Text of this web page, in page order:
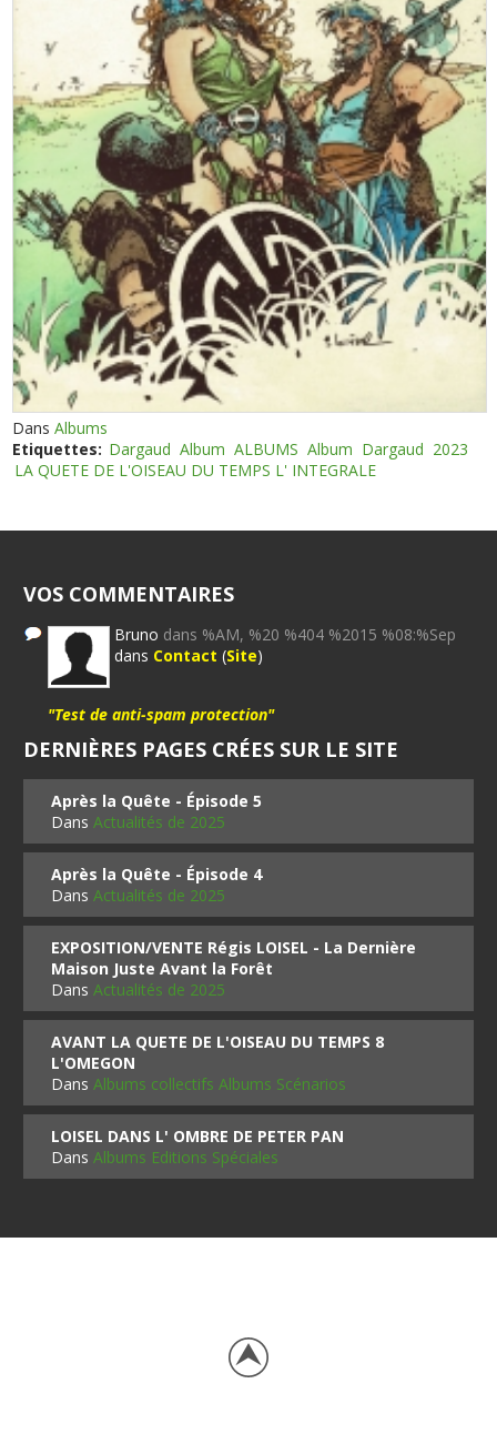
DansAlbums
Etiquettes: Dargaud Album ALBUMS Album Dargaud 2023
LA QUETE DE L'OISEAU DU TEMPS L' INTEGRALE
VOS COMMENTAIRES
Bruno dans %AM, %20 %404 %2015 %08:%Sep
dans Contact (Site)
"Test de anti-spam protection"
DERNIÈRES PAGES CRÉES SUR LE SITE
Après la Quête - Épisode 5
DansActualités de 2025
Après la Quête - Épisode 4
DansActualités de 2025
EXPOSITION/VENTE Régis LOISEL - La Dernière
Maison Juste Avant la Forêt
DansActualités de 2025
AVANT LA QUETE DE L'OISEAU DU TEMPS 8
L'OMEGON
DansAlbums collectifs Albums Scénarios
LOISEL DANS L' OMBRE DE PETER PAN
DansAlbums Editions Spéciales